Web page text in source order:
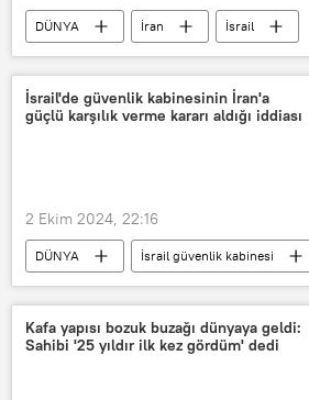
DÜNYA İran
İsrail
Füze saldırısı
Müttefik
ABD
Hasan Nasrallah
İsmail Haniye
Suikast
uzman
İsrail'de güvenlik kabinesinin İran'a
güçlü karşılık verme kararı aldığı iddiası
2 Ekim 2024, 22:16
DÜNYA
İsrail güvenlik kabinesi
İsrail
İran karşılık
Kafa yapısı bozuk buzağı dünyaya geldi:
Sahibi '25 yıldır ilk kez gördüm' dedi